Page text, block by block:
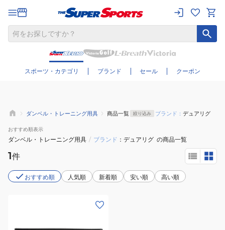
スポーツ・カテゴリ ブランド セール クーポン
さらに絞り込む
ダンベル・トレーニング用具 商品一覧 絞り込み ブランド： デュアリグ
おすすめ順表示
ダンベル・トレーニング用具 / ブランド デュアリグ の商品一覧
1件
おすすめ順 人気順 新着順 安い順 高い順